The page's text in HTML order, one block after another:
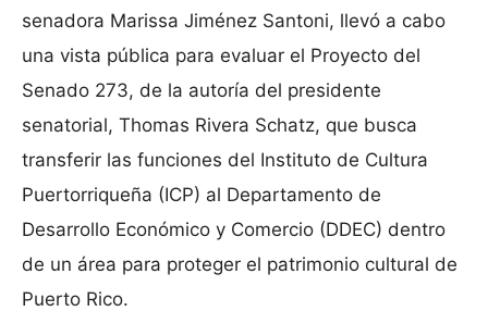
senadora Marissa Jiménez Santoni, llevó a cabo
una vista pública para evaluar el Proyecto del
Senado 273, de la autoría del presidente
senatorial, Thomas Rivera Schatz, que busca
transferir las funciones del Instituto de Cultura
Puertorriqueña (ICP) al Departamento de
Desarrollo Económico y Comercio (DDEC) dentro
de un área para proteger el patrimonio cultural de
Puerto Rico.